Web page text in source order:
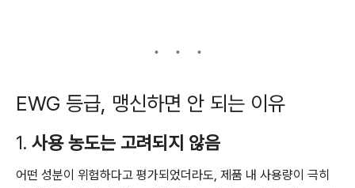
EWG 등급, 맹신하면 안 되는 이유
1. 사용 농도는 고려되지 않음
어떤 성분이 위험하다고 평가되었더라도, 제품 내 사용량이 극히